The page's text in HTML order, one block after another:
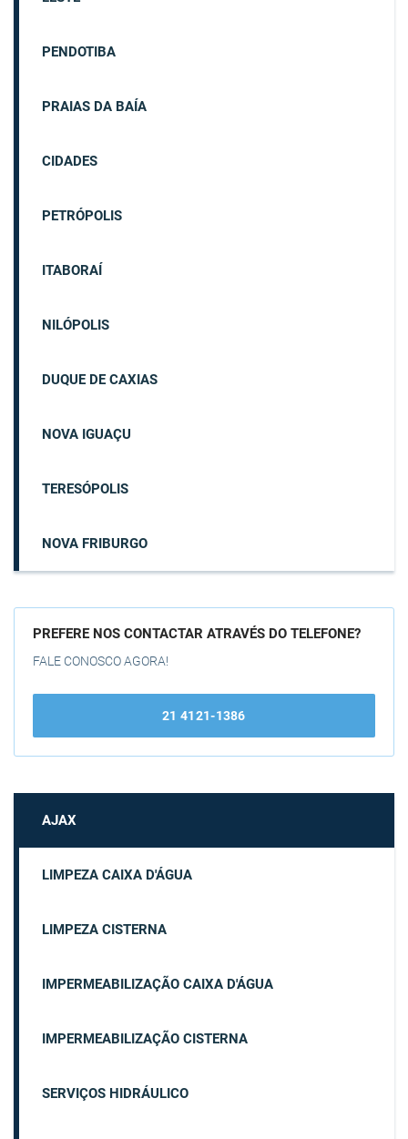
PENDOTIBA
PRAIAS DA BAÍA
CIDADES
PETRÓPOLIS
ITABORAÍ
NILÓPOLIS
DUQUE DE CAXIAS
NOVA IGUAÇU
TERESÓPOLIS
NOVA FRIBURGO
PREFERE NOS CONTACTAR ATRAVÉS DO TELEFONE?
FALE CONOSCO AGORA!
21 4121-1386
AJAX
LIMPEZA CAIXA D'ÁGUA
LIMPEZA CISTERNA
IMPERMEABILIZAÇÃO CAIXA D'ÁGUA
IMPERMEABILIZAÇÃO CISTERNA
SERVIÇOS HIDRÁULICO